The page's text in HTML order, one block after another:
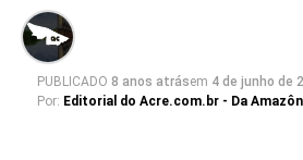
PUBLICADO 8 anos atrásem 4 de junho de
Por: Editorial do Acre.com.br - Da